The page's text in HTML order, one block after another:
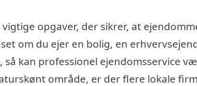
opgaver, der sikrer, at
om du ejer en bolig, en
kan professionel ejendomsservice
område, er der flere lokale